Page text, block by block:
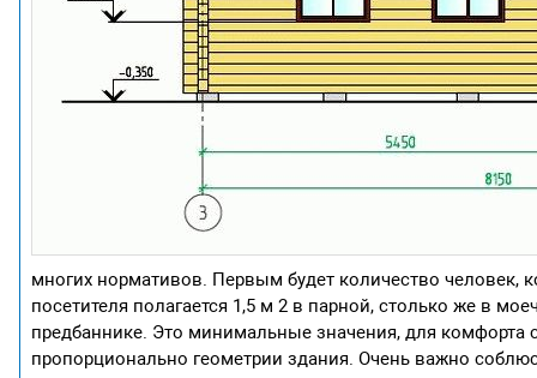
многих нормативов. Первым будет количество человек,
посетителя полагается 1,5 м 2 в парной, столько же в
предбаннике. Это минимальные значения, для комфорта
пропорционально геометрии здания. Очень важно